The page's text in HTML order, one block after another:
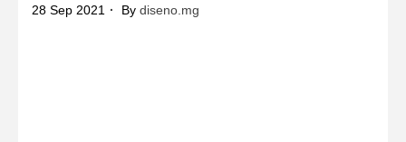
28 Sep 2021 By diseno.mg